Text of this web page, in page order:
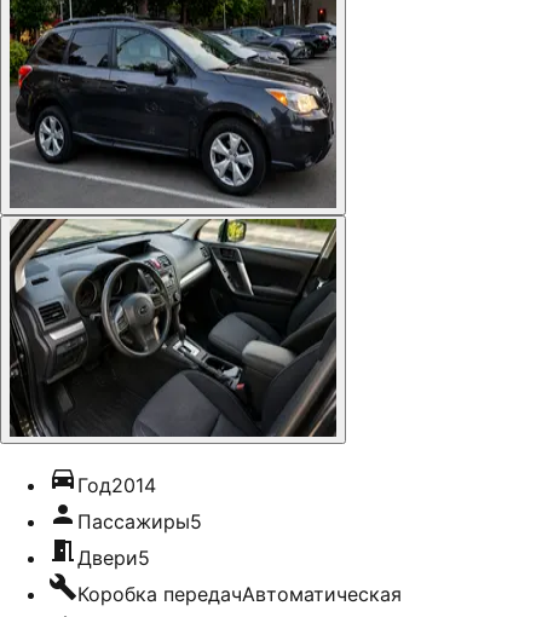
Год2014
Пассажиры5
Двери5
Коробка передачАвтоматическая